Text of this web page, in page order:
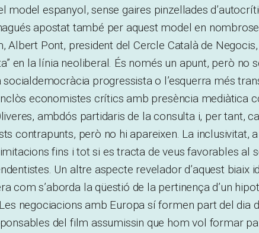
model espanyol, sense gaires pinzellades
apostat també per aquest model en
Albert Pont, president del Cercle Català de
en la línia neoliberal. És només un apunt, però no
socialdemocràcia progressista o l’esquerra més
economistes crítics amb presència mediàtica
ambdós partidaris de la consulta i, per tant,
contrapunts, però no hi apareixen. La inclusivitat, a
fins i tot si es tracta de veus favorables al
Un altre aspecte revelador d’aquest biaix
com s’aborda la qüestió de la pertinença d’un
negociacions amb Europa sí formen part del dia
del film assumissin que hom vol formar